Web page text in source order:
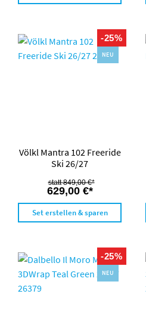
-25%
NEU
Völkl Mantra 102 Freeride
Ski 26/27
629,00 €*
849,00 €*
Set erstellen & sparen
-25%
NEU